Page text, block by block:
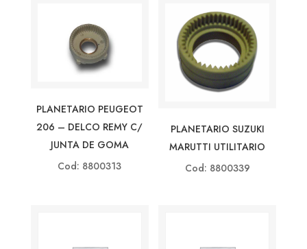
PLANETARIO PEUGEOT
206 – DELCO REMY C/
JUNTA DE GOMA
Cod: 8800313
PLANETARIO SUZUKI
MARUTTI UTILITARIO
Cod: 8800339